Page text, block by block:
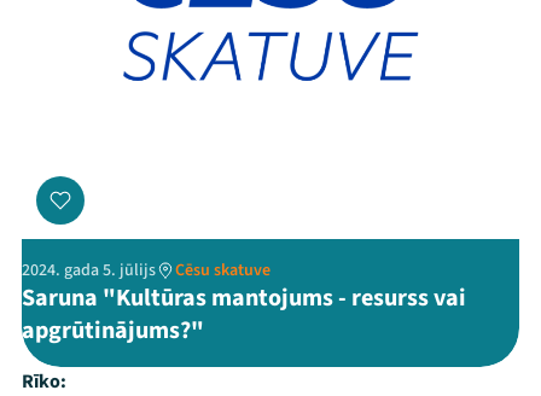
2024. gada 5. jūlijs Cēsu skatuve
Saruna "Kultūras mantojums - resurss vai
apgrūtinājums?"
Rīko: